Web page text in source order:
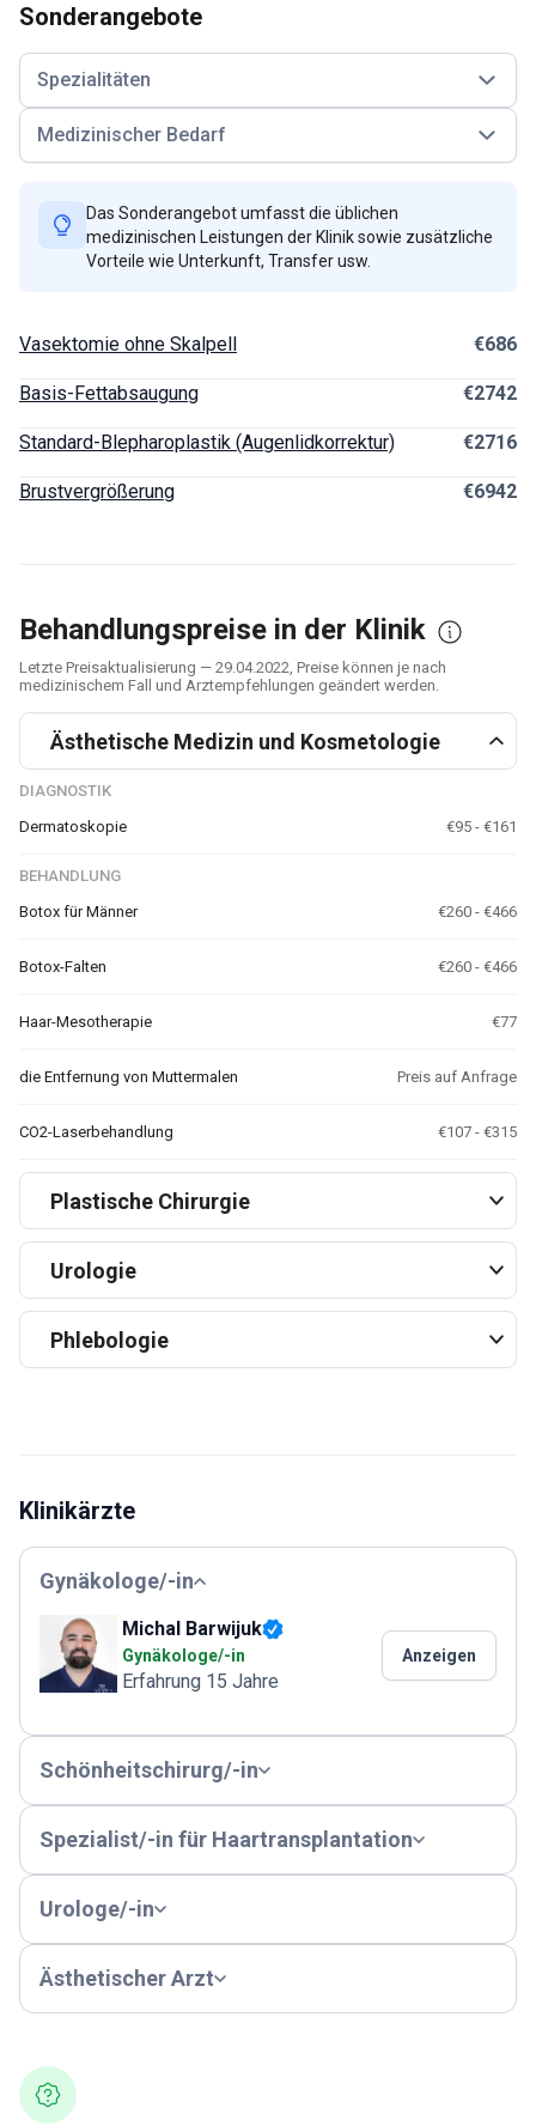
Sonderangebote
Spezialitäten
Medizinischer Bedarf
Das Sonderangebot umfasst die üblichen
medizinischen Leistungen der Klinik sowie zusätzliche
Vorteile wie Unterkunft, Transfer usw.
Vasektomie ohne Skalpell €686
Basis-Fettabsaugung €2742
Standard-Blepharoplastik (Augenlidkorrektur) €2716
Brustvergrößerung €6942
Behandlungspreise in der Klinik
Letzte Preisaktualisierung — 29.04.2022, Preise können je nach
medizinischem Fall und Arztempfehlungen geändert werden.
Ästhetische Medizin und Kosmetologie
DIAGNOSTIK
Dermatoskopie
€95 - €161
BEHANDLUNG
Botox für Männer
€260 - €466
Botox-Falten €260 - €466
Haar-Mesotherapie €77
die Entfernung von Muttermalen Preis auf Anfrage
CO2-Laserbehandlung €107 - €315
Plastische Chirurgie
Urologie
Phlebologie
Klinikärzte
Gynäkologe/-in
Michal Barwijuk
Gynäkologe/-in
Erfahrung 15 Jahre
Anzeigen
Schönheitschirurg/-in
Spezialist/-in für Haartransplantation
Urologe/-in
Ästhetischer Arzt